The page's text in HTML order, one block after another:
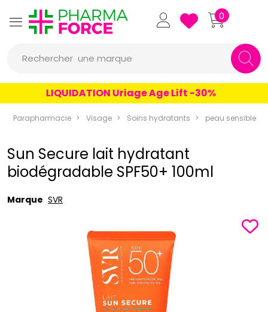
Pharmaforce Grande
0
Rechercher une marque
un produit
une marque
LIQUIDATION Uriage Age Lift -30%
Parapharmacie Visage Soins hydratants peau sensible
Sun Secure lait hydratant
biodégradable SPF50+ 100ml
Marque SVR